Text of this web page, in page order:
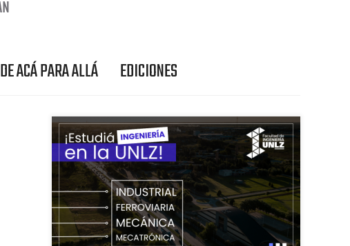
DE ACÁ PARA ALLÁ EDICIONES